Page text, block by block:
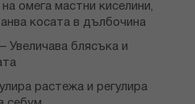
омега мастни киселини,
косата в дълбочина
– Увеличава блясъка и
растежа и регулира